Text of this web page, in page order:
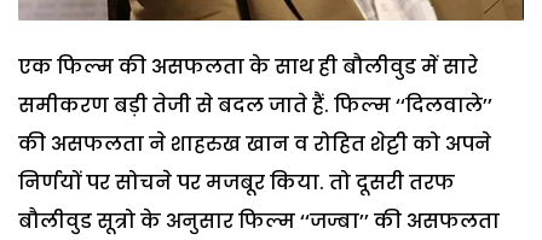
एक फिल्म की असफलता के साथ ही बौलीवुड में सारे
समीकरण बड़ी तेजी से बदल जाते हैं. फिल्म ‘‘दिलवाले’’
की असफलता ने शाहरुख खान व रोहित शेट्टी को अपने
निर्णयों पर सोचने पर मजबूर किया. तो दूसरी तरफ
बौलीवुड सूत्रो के अनुसार फिल्म ‘‘जज्बा’’ की असफलता